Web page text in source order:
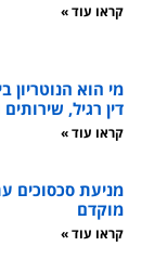
קראו עוד »
מי הוא
דין רגיל,
קראו עוד »
מניעת סכסוכים
מוקדם
קראו עוד »